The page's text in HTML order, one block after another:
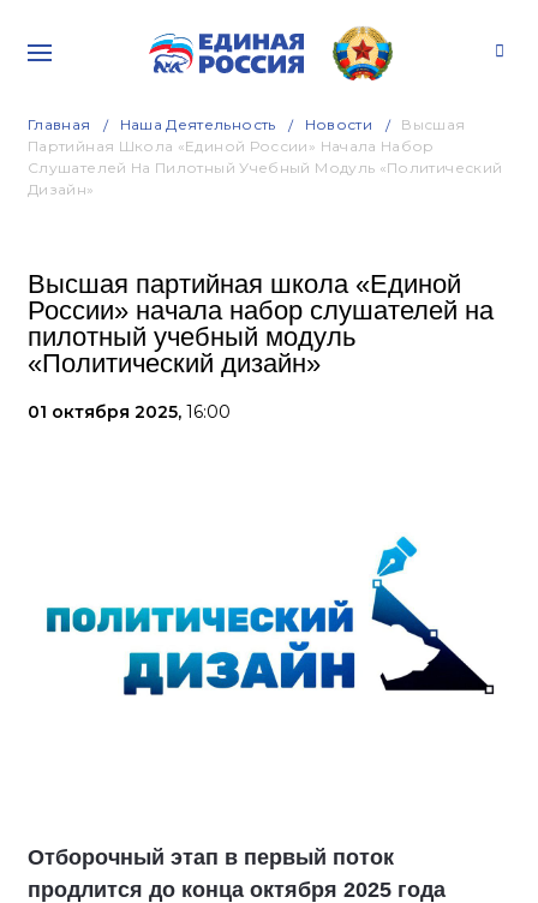
Главная Наша Деятельность Новости
Высшая
Партийная Школа «Единой России» Начала Набор
Слушателей На Пилотный Учебный Модуль «Политический
Дизайн»
Высшая партийная школа «Единой
России» начала набор слушателей на
пилотный учебный модуль
«Политический дизайн»
01 октября 2025, 16:00
Отборочный этап в первый поток
продлится до конца октября 2025 года